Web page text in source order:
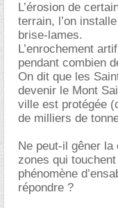
L’érosion de
terrain, l’on
brise-lames.
L’enrochement
pendant combien
On dit que les
devenir le Mont
ville est protégée
de milliers de
Ne peut-il gêner la
zones qui
phénomène
répondre ?